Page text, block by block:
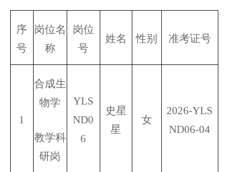
序
号
岗位名
称
岗位
号
姓名 性别 准考证号
1
合成生
物学
教学科
研岗
YLS
ND0
6
史星
星
女
2026-YLS
ND06-04